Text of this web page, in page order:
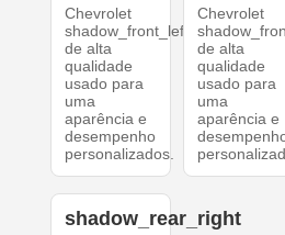
Chevrolet
shadow_front_left
de alta
qualidade
usado para
uma
aparência e
desempenho
personalizados.
Chevrolet
de alta
qualidade
usado para
uma
aparência e
shadow_rear_right